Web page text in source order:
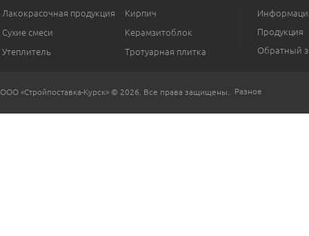
Лакокрасочная продукция
Сухие смеси
Утеплитель
Кирпич
Керамзитоблок
Тротуарная плитка
Продукция
Обратный
ООО «Стройпоставка-Курск» © 2026. Все права защищены. Разное